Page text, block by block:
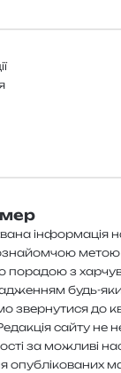
інформація
метою
порадою з
будь-
звернутися до
сайту не
за можливі
опублікованих